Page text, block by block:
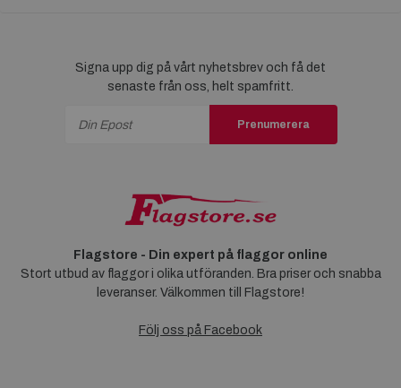
Signa upp dig på vårt nyhetsbrev och få det
senaste från oss, helt spamfritt.
Prenumerera
Flagstore - Din expert på flaggor online
Stort utbud av flaggor i olika utföranden. Bra priser och snabba
leveranser. Välkommen till Flagstore!
Följ oss på Facebook